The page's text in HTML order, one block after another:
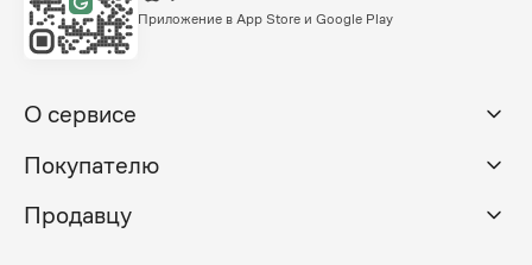
Приложение в App Store и Google Play
О сервисе
Покупателю
Продавцу